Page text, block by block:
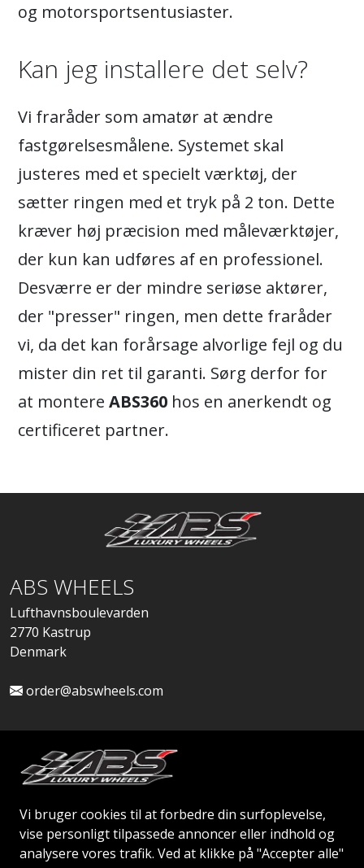
Vi bruger cookies til at forbedre din surfoplevelse,
vise personligt tilpassede annoncer eller indhold og
analysere vores trafik. Ved at klikke på "Accepter alle"
og motorsportsentusiaster.
Kan jeg installere det selv?
Vi fraråder som amatør at ændre
fastgørelsesmålene. Systemet skal
justeres med et specielt værktøj, der
sætter ringen med et tryk på 2 ton. Dette
kræver høj præcision med måleværktøjer,
der kun kan udføres af en professionel.
Desværre er der mindre seriøse aktører,
der "presser" ringen, men dette fraråder
vi, da det kan forårsage alvorlige fejl og du
mister din ret til garanti. Sørg derfor for
at montere ABS360 hos en anerkendt og
certificeret partner.
ABS WHEELS
Lufthavnsboulevarden
2770 Kastrup
Denmark
order@abswheels.com
Ansøg om Firmakonto